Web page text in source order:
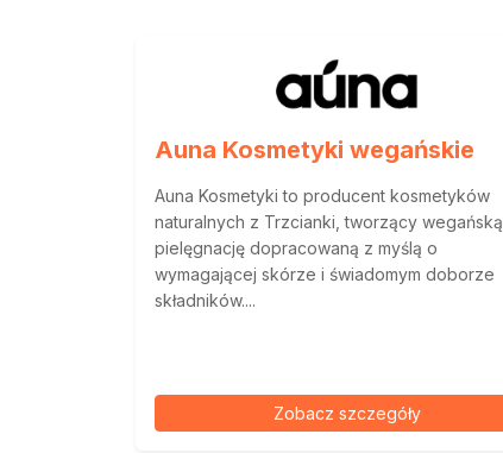
Auna Kosmetyki wegańskie
Auna Kosmetyki to producent kosmetyków
naturalnych z Trzcianki, tworzący wegańską
pielęgnację dopracowaną z myślą o
wymagającej skórze i świadomym doborze
składników....
Zobacz szczegóły